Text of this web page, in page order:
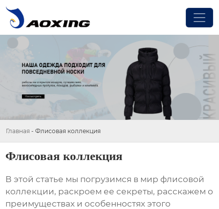
Главная - Флисовая коллекция
Флисовая коллекция
В этой статье мы погрузимся в мир флисовой
коллекции, раскроем ее секреты, расскажем о
преимуществах и особенностях этого